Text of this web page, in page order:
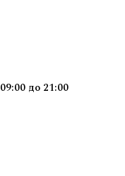
09:00 до 21:00